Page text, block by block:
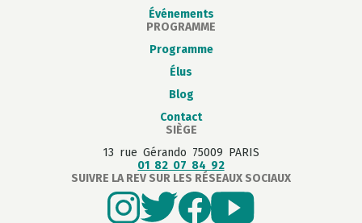
Événements
PROGRAMME
Programme
Élus
Blog
Contact
SIÈGE
13 rue Gérando 75009 PARIS
01 82 07 84 92
SUIVRE LA REV SUR LES RÉSEAUX SOCIAUX